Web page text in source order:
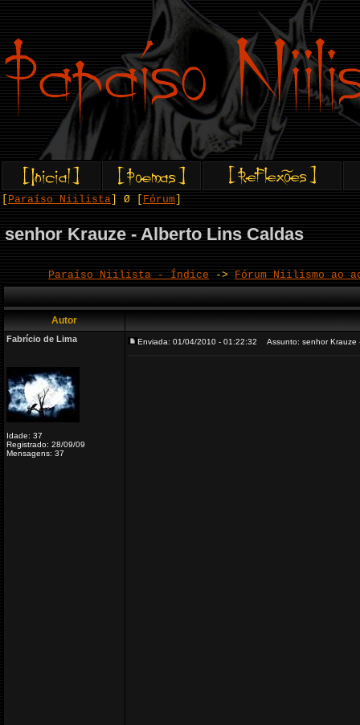
Paraíso Niilista ] Ø [ Fórum
senhor Krauze - Alberto Lins Caldas
Paraíso Niilista - Índice -> Fórum Niilismo ao
Autor
Fabrício de Lima
Idade: 37
Registrado: 28/09/09
Mensagens: 37
Enviada: 01/04/2010 - 01:22:32 Assunto: senhor Krauze